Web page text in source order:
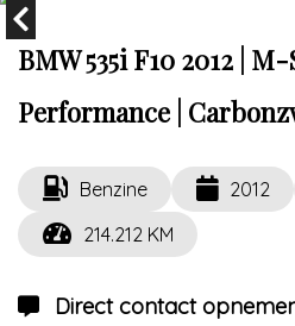
BMW 535i F10 2012 |
Performance |
Benzine 2012
214.212 KM
Direct contact